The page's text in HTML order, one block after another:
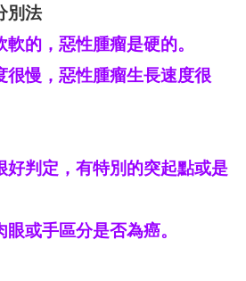
別法
的，惡性腫瘤是硬的。
慢，惡性腫瘤生長速度很
判定，有特別的突起點或是
或手區分是否為癌。